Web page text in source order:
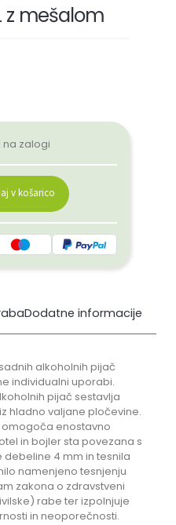
z mešalom
na zalogi
v košarico
Dodatne informacije
alkoholnih pijač
individualni uporabi.
pijač sestavlja
hladno valjane pločevine.
omogoča enostavno
in bojler sta povezana s
4 mm in tesnila
namenjeno tesnjenju
zakona o zdravstveni
rabe ter izpolnjuje
in neoporečnosti.